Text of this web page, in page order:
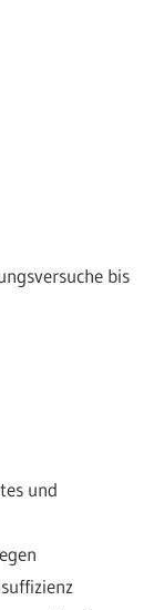
bis
und